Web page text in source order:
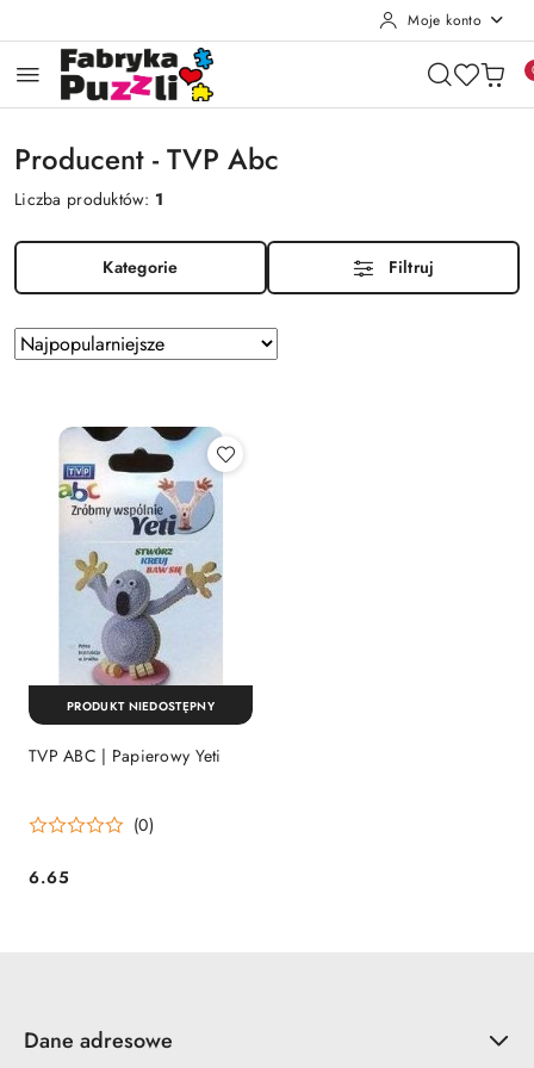
Moje konto
Producent - TVP Abc
Liczba produktów: 1
Kategorie Filtruj
Zastosowano
sortowanie:
Sortuj
według
TVP ABC | Papierowy Yeti
(0)
Cena:
6.65
PRODUKT NIEDOSTĘPNY
Dane adresowe